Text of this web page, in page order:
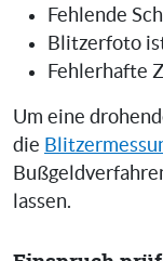
Fehlende
Blitzerfoto
Fehlerhafte
Um eine
die
lassen.